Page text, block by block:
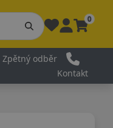
0
Zpětný odběr
Kontakt